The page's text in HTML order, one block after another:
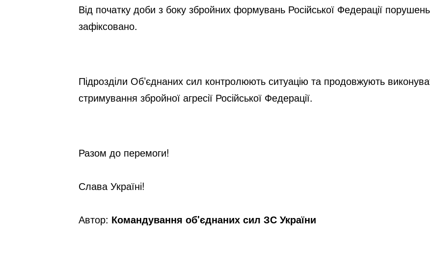
Від початку доби з боку збройних формувань Російської Федерації
зафіксовано.
Підрозділи Об’єднаних сил контролюють ситуацію та продовжують
стримування збройної агресії Російської Федерації.
Разом до перемоги!
Слава Україні!
Автор: Командування об'єднаних сил ЗС України